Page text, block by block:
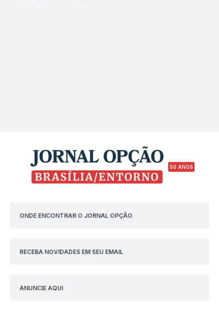
50 ANOS
ONDE ENCONTRAR O JORNAL OPÇÃO
RECEBA NOVIDADES EM SEU EMAIL
ANUNCIE AQUI